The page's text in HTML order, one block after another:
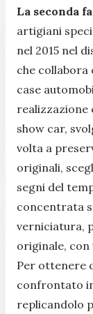
La seconda
artigiani
nel 2015 nel
che
case
show car,
volta a
originali,
segni del
concentrata
verniciatura,
originale, con
Per ottenere
confrontato
replicandolo